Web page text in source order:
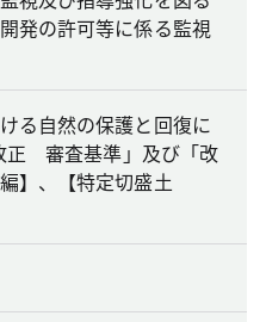
発の許可等に係る監視
る自然の保護と回復に
正 審査基準」及び「改
】、【特定切盛土